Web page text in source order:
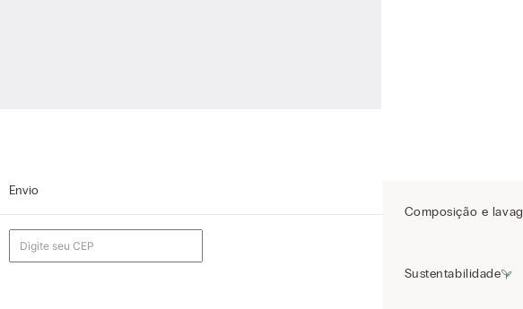
Envio
Composição e
Sustentabilidade